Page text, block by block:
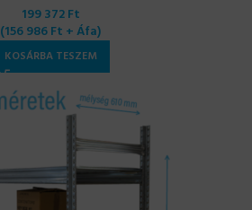
199 372Ft
(156 986Ft + Áfa)
KOSÁRBA TESZEM